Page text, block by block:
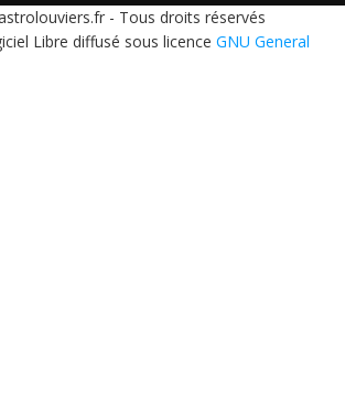
- Tous droits réservés
Libre diffusé sous licence GNU General